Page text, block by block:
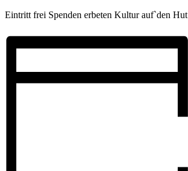
Eintritt frei Spenden erbeten Kultur auf`den Hut